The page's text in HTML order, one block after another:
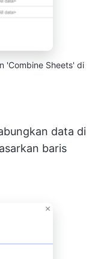
'Combine Sheets' di
data di
baris